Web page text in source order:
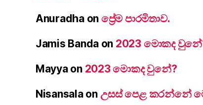
Anuradhaon ප්‍රේම පාරමිතාව.
Jamis Banda on 2023 මොකද
Mayyaon 2023 මොකද වුනේ?
Nisansalaon උසස් පෙළ කරන්නේ